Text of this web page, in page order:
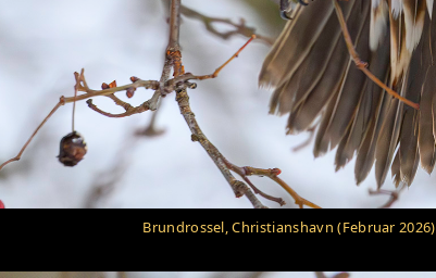
Brundrossel, Christianshavn (Februar 2026)